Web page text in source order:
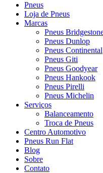
Pneus
Loja de Pneus
Marcas
Pneus
Pneus Dunlop
Pneus Continental
Pneus Giti
Pneus Goodyear
Pneus Hankook
Pneus Pirelli
Pneus Michelin
Serviços
Balanceamento
Troca de Pneus
Centro Automotivo
Pneus Run Flat
Blog
Sobre
Contato